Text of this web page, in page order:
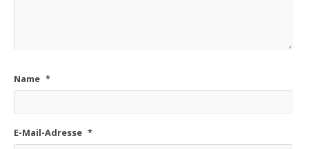
Name *
E-Mail-Adresse *